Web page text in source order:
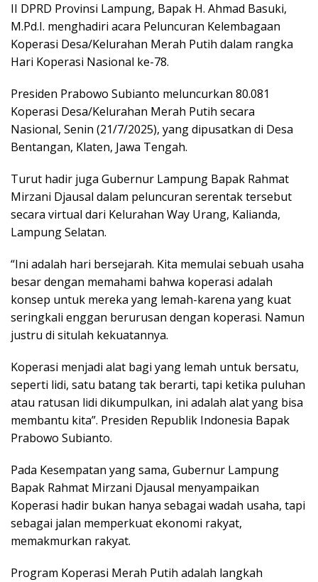
II DPRD Provinsi Lampung, Bapak H. Ahmad Basuki,
M.Pd.I. menghadiri acara Peluncuran Kelembagaan
Koperasi Desa/Kelurahan Merah Putih dalam rangka
Hari Koperasi Nasional ke-78.
Presiden Prabowo Subianto meluncurkan 80.081
Koperasi Desa/Kelurahan Merah Putih secara
Nasional, Senin (21/7/2025), yang dipusatkan di Desa
Bentangan, Klaten, Jawa Tengah.
Turut hadir juga Gubernur Lampung Bapak Rahmat
Mirzani Djausal dalam peluncuran serentak tersebut
secara virtual dari Kelurahan Way Urang, Kalianda,
Lampung Selatan.
“Ini adalah hari bersejarah. Kita memulai sebuah usaha
besar dengan memahami bahwa koperasi adalah
konsep untuk mereka yang lemah-karena yang kuat
seringkali enggan berurusan dengan koperasi. Namun
justru di situlah kekuatannya.
Koperasi menjadi alat bagi yang lemah untuk bersatu,
seperti lidi, satu batang tak berarti, tapi ketika puluhan
atau ratusan lidi dikumpulkan, ini adalah alat yang bisa
membantu kita”. Presiden Republik Indonesia Bapak
Prabowo Subianto.
Pada Kesempatan yang sama, Gubernur Lampung
Bapak Rahmat Mirzani Djausal menyampaikan
Koperasi hadir bukan hanya sebagai wadah usaha, tapi
sebagai jalan memperkuat ekonomi rakyat,
memakmurkan rakyat.
Program Koperasi Merah Putih adalah langkah